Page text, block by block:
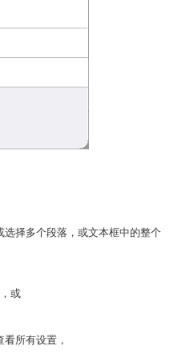
择多个段落，或文本框中的整个
或
所有设置，